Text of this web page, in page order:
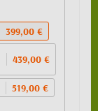
399,00 €
439,00 €
519,00 €